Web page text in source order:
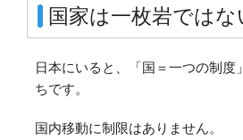
国家は一枚岩ではな
日本にいると、「国＝一つの制度
ちです。
国内移動に制限はありません。